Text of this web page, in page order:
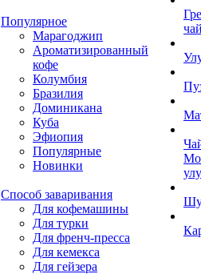
Популярное
Марагоджип
Ароматизированный
кофе
Колумбия
Бразилия
Доминикана
Куба
Эфиопия
Популярные
Новинки
Способ заваривания
Для кофемашины
Для турки
Для френч-пресса
Для кемекса
Для гейзера
Шу